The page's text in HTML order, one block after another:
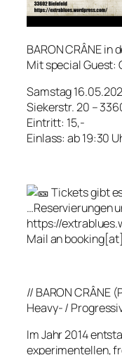
BARON CRÂNE in
Mit special Guest:
Samstag
Siekerstr. 20 –
Eintritt: 15,-
Einlass: ab 19:30
Tickets gibt
…Reservierungen
https://
Mail an
// BARON CRÂNE
Heavy- /
Im Jahr 2014
experimentellen,